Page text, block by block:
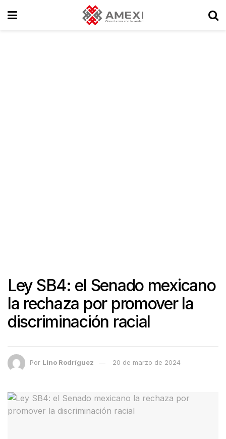
Ley SB4: el Senado mexicano
la rechaza por promover la
discriminación racial
Por Lino Rodríguez 20 de marzo de 2024